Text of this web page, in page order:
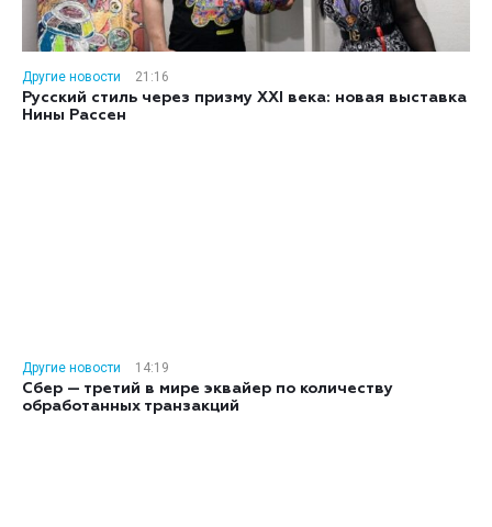
Другие новости
21:16
Русский стиль через призму XXI века: новая выставка
Нины Рассен
Другие новости
14:19
Сбер — третий в мире эквайер по количеству
обработанных транзакций